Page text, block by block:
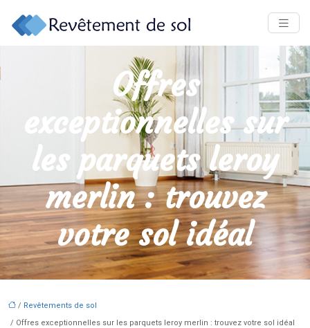
Offres
exceptionnelles sur
les parquets leroy
merlin : trouvez
votre sol idéal
/ Revêtements de sol
/ Offres exceptionnelles sur les parquets leroy merlin : trouvez votre sol idéal